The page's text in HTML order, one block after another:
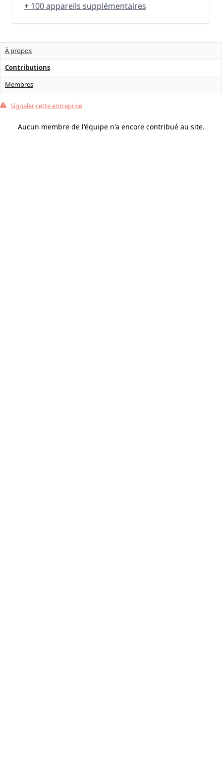
+ 100 appareils supplémentaires
À propos
Contributions
Membres
Signaler cette entreprise
Aucun membre de l'équipe n'a encore contribué au site.